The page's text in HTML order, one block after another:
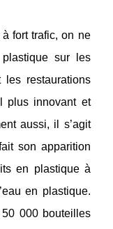
fort trafic, on ne
sur les
les restaurations
plus innovant et
aussi, il s’agit
son apparition
en plastique à
en plastique.
50 000 bouteilles